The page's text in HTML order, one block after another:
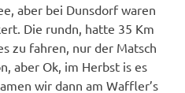
aber bei Dunsdorf waren
Die rundn, hatte 35 Km
zu fahren, nur der Matsch
aber Ok, im Herbst is es
wir dann am Waffler’s